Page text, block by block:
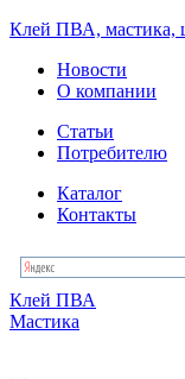
Клей ПВА, мастика,
Новости
О компании
Статьи
Потребителю
Каталог
Контакты
Клей ПВА
Мастика